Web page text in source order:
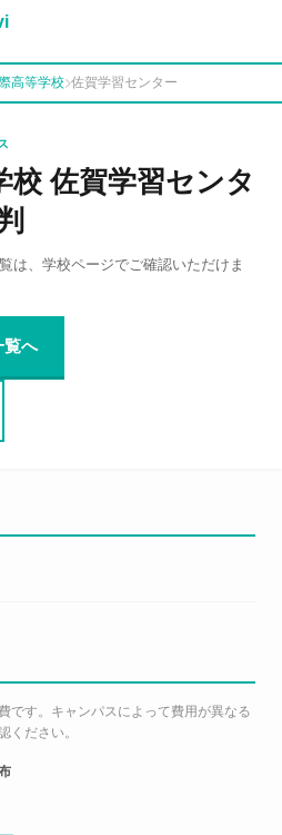
高等学校 佐賀学習センター
校 佐賀学習センタ
は、学校ページでご確認いただけま
覧へ
です。キャンパスによって費用が異なる
ください。